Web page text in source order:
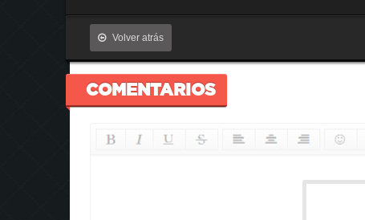
Volver atrás
COMENTARIOS